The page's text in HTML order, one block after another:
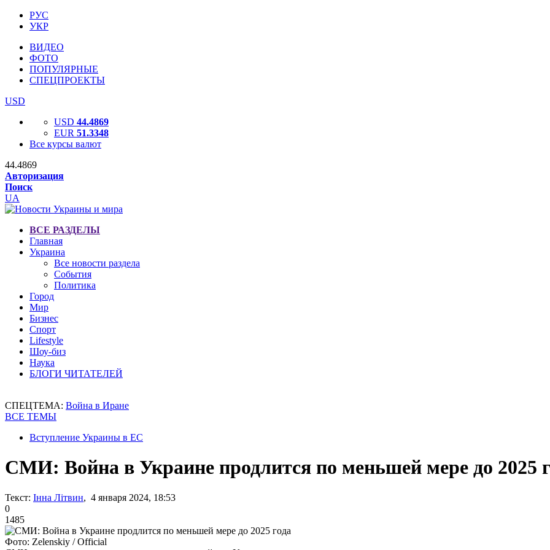
РУС
УКР
ВИДЕО
ФОТО
ПОПУЛЯРНЫЕ
СПЕЦПРОЕКТЫ
USD
USD 44.4869
EUR 51.3348
Все курсы валют
44.4869
Авторизация
Поиск
UA
ВСЕ РАЗДЕЛЫ
Главная
Украина
Все новости раздела
События
Политика
Город
Мир
Бизнес
Спорт
Lifestyle
Шоу-биз
Наука
БЛОГИ ЧИТАТЕЛЕЙ
СПЕЦТЕМА: Война в Иране
ВСЕ ТЕМЫ
Вступление Украины в ЕС
СМИ: Война в Украине продлится по меньшей мере до 2025
Текст: Інна Літвин, 4 января 2024, 18:53
0
1485
Фото: Zelenskiy / Official